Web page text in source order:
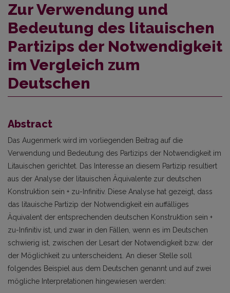
Zur Verwendung und
Bedeutung des litauischen
Partizips der Notwendigkeit
im Vergleich zum
Deutschen
Abstract
Das Augenmerk wird im vorliegenden Beitrag auf die
Verwendung und Bedeutung des Partizips der Notwendigkeit im
Litauischen gerichtet. Das Interesse an diesem Partizip resultiert
aus der Analyse der litauischen Äquivalente zur deutschen
Konstruktion sein + zu-Infinitiv. Diese Analyse hat gezeigt, dass
das litauische Partizip der Notwendigkeit ein auffälliges
Äquivalent der entsprechenden deutschen Konstruktion sein +
zu-Infinitiv ist, und zwar in den Fällen, wenn es im Deutschen
schwierig ist, zwischen der Lesart der Notwendigkeit bzw. der
der Möglichkeit zu unterscheiden1. An dieser Stelle soll
folgendes Beispiel aus dem Deutschen genannt und auf zwei
mögliche Interpretationen hingewiesen werden: